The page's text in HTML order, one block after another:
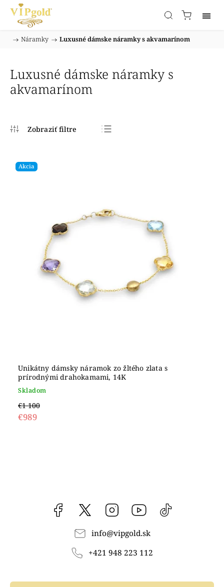
/ Náramky / Luxusné dámske náramky s akvamarínom
Luxusné dámske náramky s
akvamarínom
Akcia
Unikátny dámsky náramok zo žltého zlata s
prírodnými drahokamami, 14K
Skladom
€1 100
€989
Facebook vipgoldsk Instagram YouTube
info@vipgold.sk
+421 948 223 112